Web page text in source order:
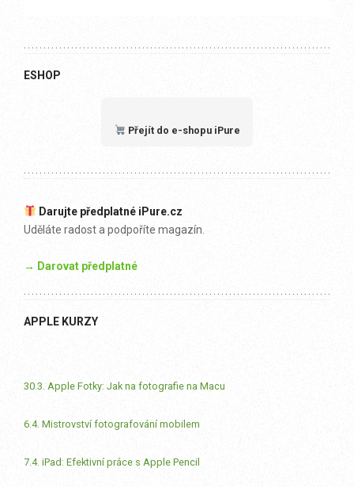
ESHOP
Přejít do e-shopu iPure
Darujte předplatné iPure.cz
Uděláte radost a podpoříte magazín.
→ Darovat předplatné
APPLE KURZY
30.3. Apple Fotky: Jak na fotografie na Macu
6.4. Mistrovství fotografování mobilem
7.4. iPad: Efektivní práce s Apple Pencil